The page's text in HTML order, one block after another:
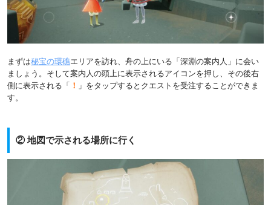
まずは秘宝の環礁エリアを訪れ、舟の上にいる「深淵の案内人」に会い
ましょう。そして案内人の頭上に表示されるアイコンを押し、その後右
側に表示される「 ！ 」をタップするとクエストを受注することができま
す。
② 地図で示される場所に行く